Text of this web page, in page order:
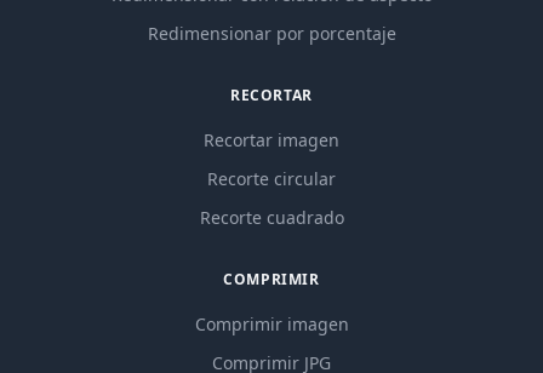
Redimensionar por porcentaje
RECORTAR
Recortar imagen
Recorte circular
Recorte cuadrado
COMPRIMIR
Comprimir imagen
Comprimir JPG